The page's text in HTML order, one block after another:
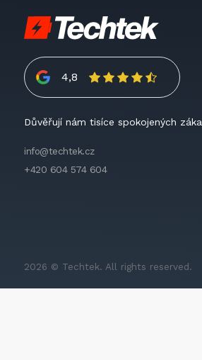
4,8
Důvěřují nám tisíce spokojených
info@techtek.cz
+420 604 574 604
2026 © Techtek. All rights reserved.